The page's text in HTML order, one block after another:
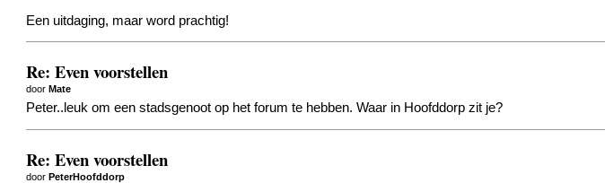
Een uitdaging, maar word prachtig!
Re: Even voorstellen
doorMate
Peter..leuk om een stadsgenoot op het forum te hebben. Waar in Hoofddorp zit je?
Re: Even voorstellen
doorPeterHoofddorp